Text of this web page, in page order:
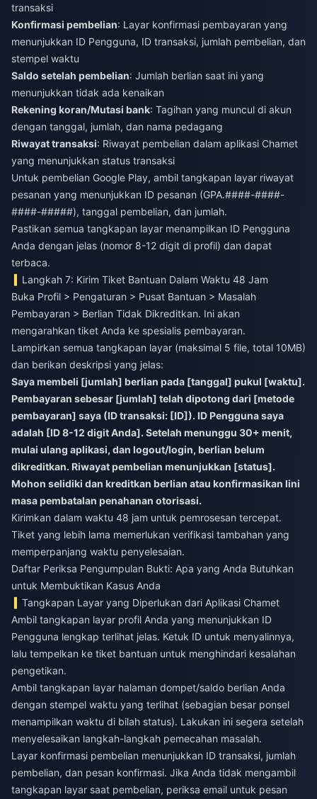
transaksi
Konfirmasi pembelian: Layar konfirmasi pembayaran yang
menunjukkan ID Pengguna, ID transaksi, jumlah pembelian, dan
stempel waktu
Saldo setelah pembelian: Jumlah berlian saat ini yang
menunjukkan tidak ada kenaikan
Rekening koran/Mutasi bank: Tagihan yang muncul di akun
dengan tanggal, jumlah, dan nama pedagang
Riwayat transaksi: Riwayat pembelian dalam aplikasi Chamet
yang menunjukkan status transaksi
Untuk pembelian Google Play, ambil tangkapan layar riwayat
pesanan yang menunjukkan ID pesanan (GPA.####-####-
####-#####), tanggal pembelian, dan jumlah.
Pastikan semua tangkapan layar menampilkan ID Pengguna
Anda dengan jelas (nomor 8-12 digit di profil) dan dapat
terbaca.
Langkah 7: Kirim Tiket Bantuan Dalam Waktu 48 Jam
Buka Profil > Pengaturan > Pusat Bantuan > Masalah
Pembayaran > Berlian Tidak Dikreditkan. Ini akan
mengarahkan tiket Anda ke spesialis pembayaran.
Lampirkan semua tangkapan layar (maksimal 5 file, total 10MB)
dan berikan deskripsi yang jelas:
Saya membeli [jumlah] berlian pada [tanggal] pukul [waktu].
Pembayaran sebesar [jumlah] telah dipotong dari [metode
pembayaran] saya (ID transaksi: [ID]). ID Pengguna saya
adalah [ID 8-12 digit Anda]. Setelah menunggu 30+ menit,
mulai ulang aplikasi, dan logout/login, berlian belum
dikreditkan. Riwayat pembelian menunjukkan [status].
Mohon selidiki dan kreditkan berlian atau konfirmasikan lini
masa pembatalan penahanan otorisasi.
Kirimkan dalam waktu 48 jam untuk pemrosesan tercepat.
Tiket yang lebih lama memerlukan verifikasi tambahan yang
memperpanjang waktu penyelesaian.
Daftar Periksa Pengumpulan Bukti: Apa yang Anda Butuhkan
untuk Membuktikan Kasus Anda
Tangkapan Layar yang Diperlukan dari Aplikasi Chamet
Ambil tangkapan layar profil Anda yang menunjukkan ID
Pengguna lengkap terlihat jelas. Ketuk ID untuk menyalinnya,
lalu tempelkan ke tiket bantuan untuk menghindari kesalahan
pengetikan.
Ambil tangkapan layar halaman dompet/saldo berlian Anda
dengan stempel waktu yang terlihat (sebagian besar ponsel
menampilkan waktu di bilah status). Lakukan ini segera setelah
menyelesaikan langkah-langkah pemecahan masalah.
Layar konfirmasi pembelian menunjukkan ID transaksi, jumlah
pembelian, dan pesan konfirmasi. Jika Anda tidak mengambil
tangkapan layar saat pembelian, periksa email untuk pesan